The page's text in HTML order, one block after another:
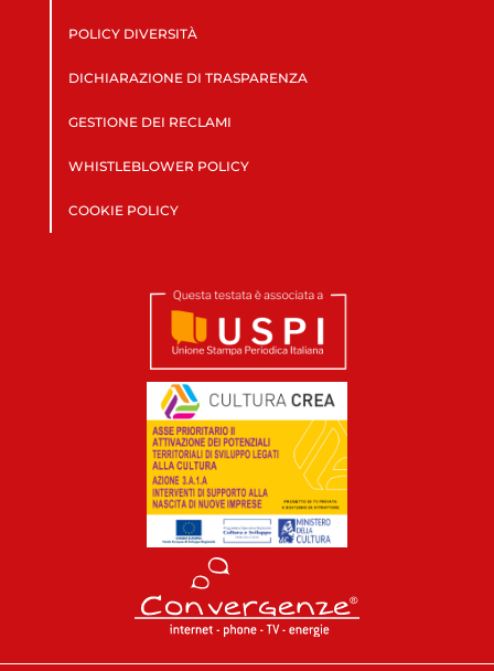
POLICY DIVERSITÀ
DICHIARAZIONE DI TRASPARENZA
GESTIONE DEI RECLAMI
WHISTLEBLOWER POLICY
COOKIE POLICY